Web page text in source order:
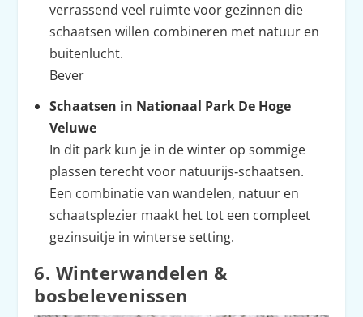
verrassend veel ruimte voor gezinnen die
schaatsen willen combineren met natuur en
buitenlucht.
Bever
Schaatsen in Nationaal Park De Hoge
Veluwe
In dit park kun je in de winter op sommige
plassen terecht voor natuurijs‑schaatsen.
Een combinatie van wandelen, natuur en
schaatsplezier maakt het tot een compleet
gezinsuitje in winterse setting.
6. Winterwandelen &
bosbelevenissen